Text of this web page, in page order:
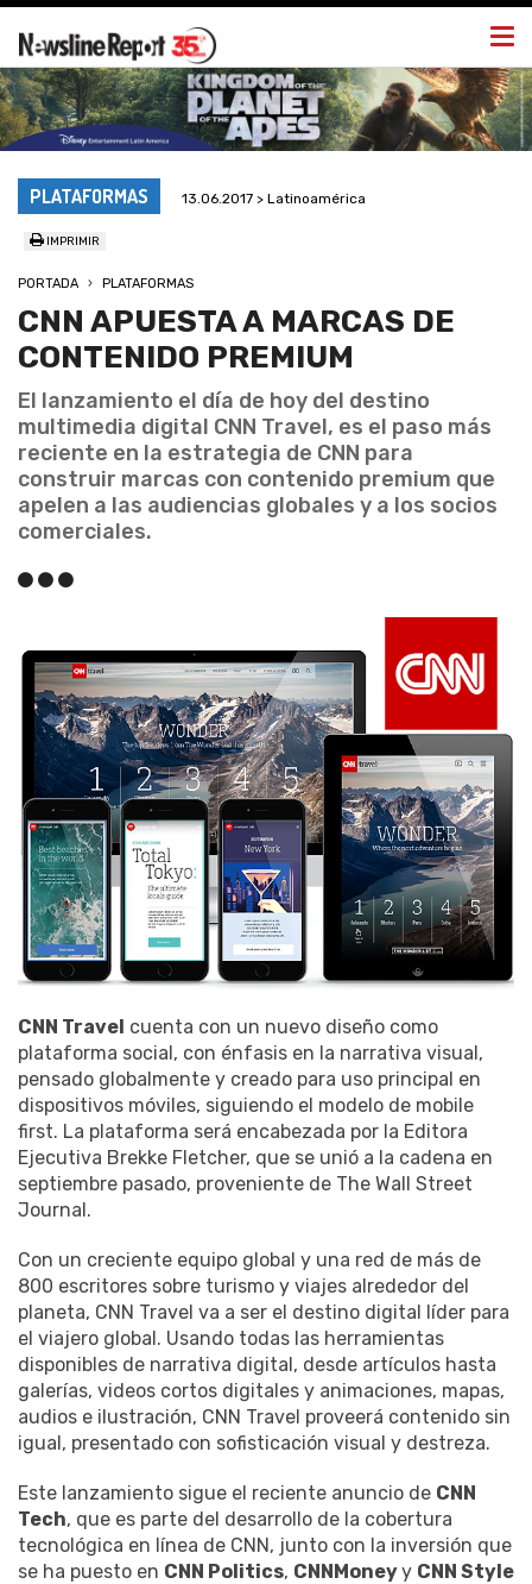
PLATAFORMAS 13.06.2017 > Latinoamérica
IMPRIMIR
PORTADA PLATAFORMAS
CNN APUESTA A MARCAS DE
CONTENIDO PREMIUM
El lanzamiento el día de hoy del destino
multimedia digital CNN Travel, es el paso más
reciente en la estrategia de CNN para
construir marcas con contenido premium que
apelen a las audiencias globales y a los socios
comerciales.
CNN Travel cuenta con un nuevo diseño como
plataforma social, con énfasis en la narrativa visual,
pensado globalmente y creado para uso principal en
dispositivos móviles, siguiendo el modelo de mobile
first. La plataforma será encabezada por la Editora
Ejecutiva Brekke Fletcher, que se unió a la cadena en
septiembre pasado, proveniente de The Wall Street
Journal.
Con un creciente equipo global y una red de más de
800 escritores sobre turismo y viajes alrededor del
planeta, CNN Travel va a ser el destino digital líder para
el viajero global. Usando todas las herramientas
disponibles de narrativa digital, desde artículos hasta
galerías, videos cortos digitales y animaciones, mapas,
audios e ilustración, CNN Travel proveerá contenido sin
igual, presentado con sofisticación visual y destreza.
Este lanzamiento sigue el reciente anuncio de CNN
Tech, que es parte del desarrollo de la cobertura
tecnológica en línea de CNN, junto con la inversión que
se ha puesto en CNN Politics, CNNMoneyy CNN Style